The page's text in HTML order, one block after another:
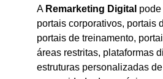
A Remarketing Digital
portais corporativos, portais
portais de treinamento,
áreas restritas, plataformas
estruturas personalizadas